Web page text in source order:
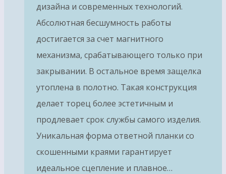
дизайна и современных технологий.
Абсолютная бесшумность работы
достигается за счет магнитного
механизма, срабатывающего только при
закрывании. В остальное время защелка
утоплена в полотно. Такая конструкция
делает торец более эстетичным и
продлевает срок службы самого изделия.
Уникальная форма ответной планки со
скошенными краями гарантирует
идеальное сцепление и плавное…